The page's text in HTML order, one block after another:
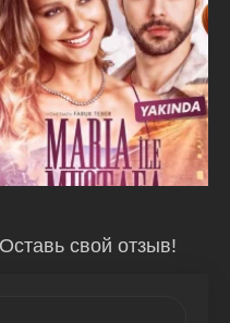
свой отзыв!